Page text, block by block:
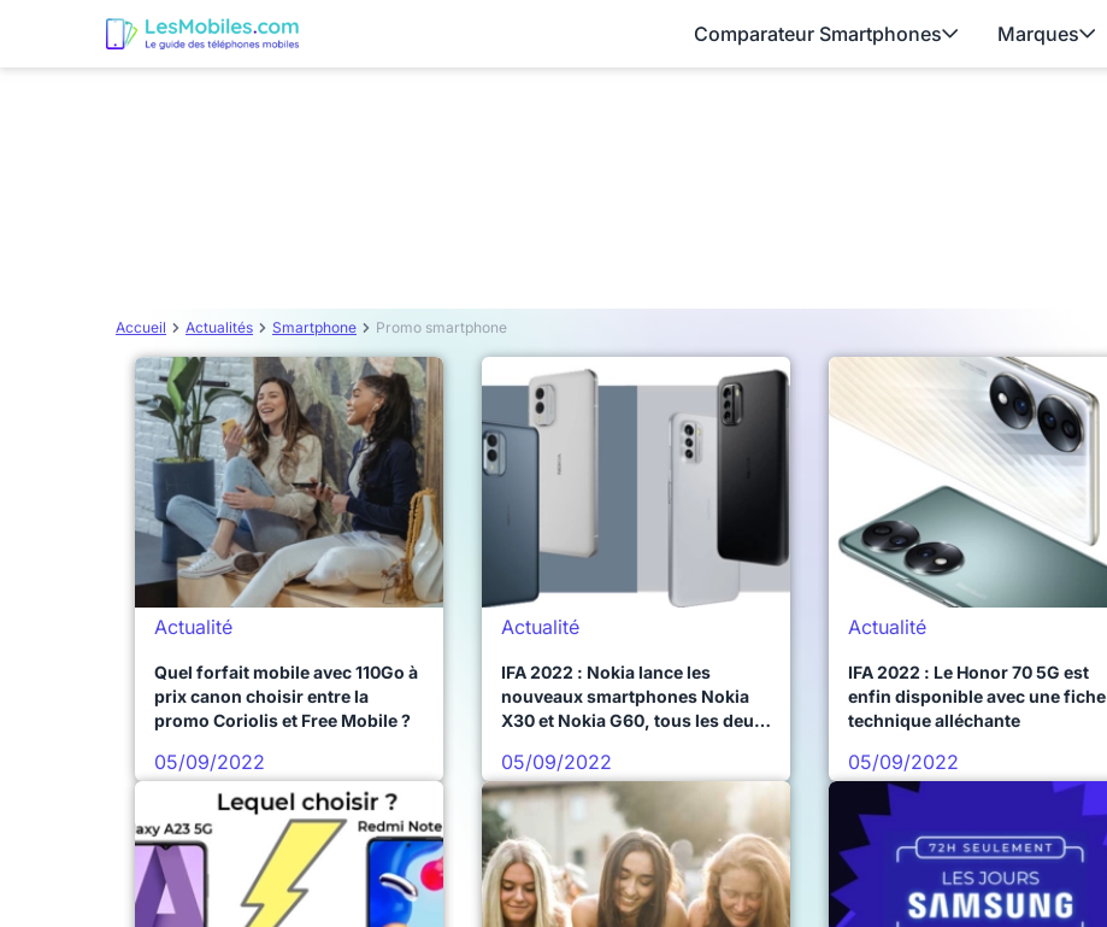
Comparateur Smartphones Marques
Accueil Actualités Smartphone Promo smartphone
Actualité
Quel forfait mobile avec 110Go à
prix canon choisir entre la
promo Coriolis et Free Mobile ?
05/09/2022
Actualité
IFA 2022 : Nokia lance les
nouveaux smartphones Nokia
X30 et Nokia G60, tous les deux
05/09/2022
Actualité
IFA 2022 : Le Honor 70 5G est
enfin disponible avec une fiche
technique alléchante
05/09/2022